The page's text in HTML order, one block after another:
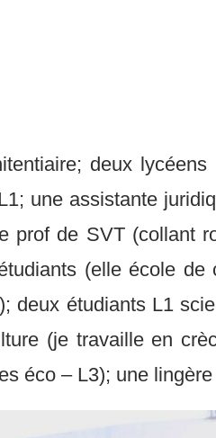
deux
une assistante
prof de SVT (collant
(elle école
deux étudiants L1
(je travaille en
éco – L3); une